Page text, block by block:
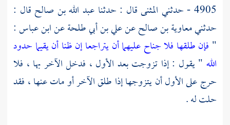
4905 - حدثني
المثنىقال : حدثناعبد الله بن صالح قال :
حدثنيمعاوية بن صالحعنعلي بن أبي طلحةعنابن عباس:
" فإن طلقها فلا جناح عليهما أن يتراجعا إن ظنا أن يقيما حدود
الله " يقول : إذا تزوجت بعد الأول ، فدخل الآخر بها ، فلا
حرج على الأول أن يتزوجها إذا طلق الآخر أو مات عنها ، فقد
حلت له .